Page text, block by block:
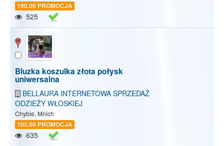
190.00 PROMOCJA
525
Bluzka koszulka złota połysk
uniwersalna
BELLAURA INTERNETOWA SPRZEDAŻ
ODZIEŻY WŁOSKIEJ
Chybie, Mnich
105.00 PROMOCJA
635